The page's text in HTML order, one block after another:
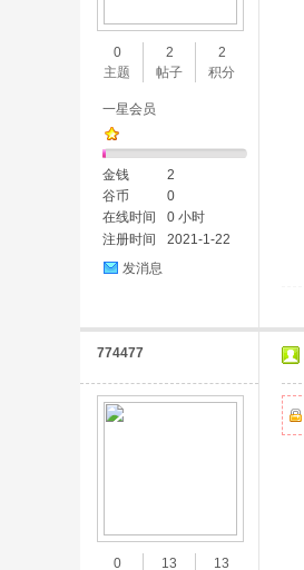
0
主题
2
帖子
2
积分
一星会员
金钱
2
谷币
0
在线时间
0 小时
注册时间
2021-1-22
发消息
774477
0
13
13